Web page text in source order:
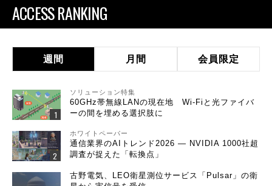
ACCESS RANKING
週間 月間 会員限定
ソリューション特集
60GHz帯無線LANの現在地 Wi-Fiと光ファイバ
ーの間を埋める選択肢に
ホワイトペーパー
通信業界のAIトレンド2026 ― NVIDIA 1000社超
調査が捉えた「転換点」
古野電気、LEO衛星測位サービス「Pulsar」の衛